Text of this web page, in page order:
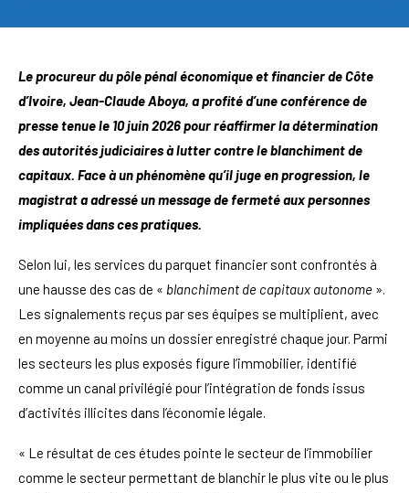
Le procureur du pôle pénal économique et financier de Côte
d’Ivoire, Jean-Claude Aboya, a profité d’une conférence de
presse tenue le 10 juin 2026 pour réaffirmer la détermination
des autorités judiciaires à lutter contre le blanchiment de
capitaux. Face à un phénomène qu’il juge en progression, le
magistrat a adressé un message de fermeté aux personnes
impliquées dans ces pratiques.
Selon lui, les services du parquet financier sont confrontés à
une hausse des cas de « blanchiment de capitaux autonome ».
Les signalements reçus par ses équipes se multiplient, avec
en moyenne au moins un dossier enregistré chaque jour. Parmi
les secteurs les plus exposés figure l’immobilier, identifié
comme un canal privilégié pour l’intégration de fonds issus
d’activités illicites dans l’économie légale.
« Le résultat de ces études pointe le secteur de l’immobilier
comme le secteur permettant de blanchir le plus vite ou le plus